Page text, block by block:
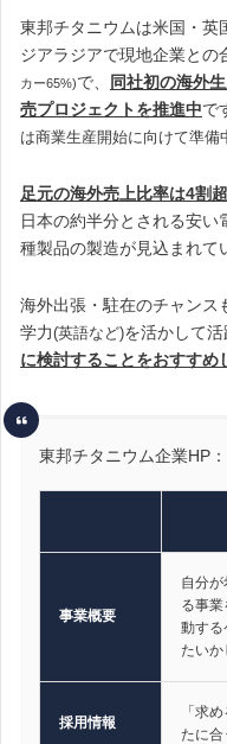
東邦チタニウムは米国・英
ジアラジアで現地企業との
カー65%)で、 同社初の海外
売プロジェクトを推進中で
は商業生産開始に向けて準備
足元の海外売上比率は4割超
日本の約半分とされる安
種製品の製造が見込まれて
海外出張・駐在のチャンス
学力(英語など)を活かして活
に検討することをおすすめ
東邦チタニウム企業HP：
事業概要
自分
る事
動する
たいか
採用情報
「求
たに合